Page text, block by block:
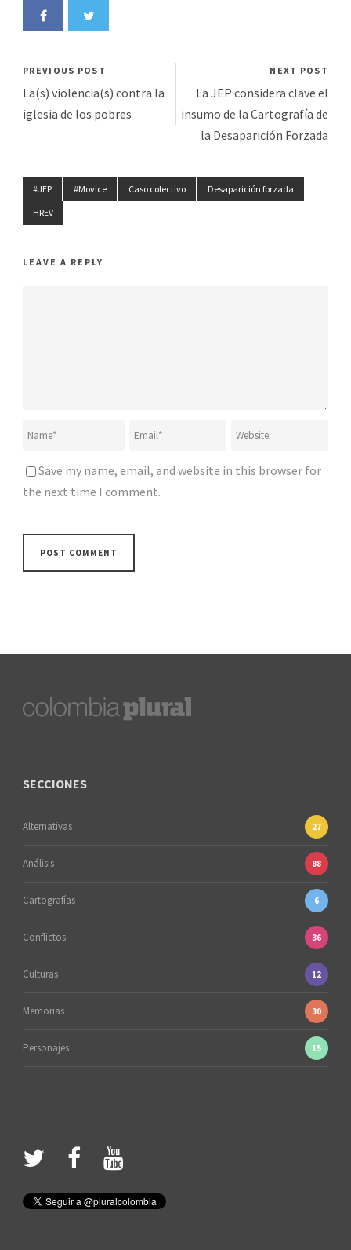
PREVIOUS POST
La(s) violencia(s) contra la
iglesia de los pobres
NEXT POST
La JEP considera clave el
insumo de la Cartografía de
la Desaparición Forzada
#JEP #Movice Caso colectivo
Desaparición forzada
HREV
LEAVE A REPLY
Save my name, email, and website in this browser for
the next time I comment.
SECCIONES
Alternativas 27
Análisis 88
Cartografías 6
Conflictos 36
Culturas 12
Memorias 30
Personajes 15